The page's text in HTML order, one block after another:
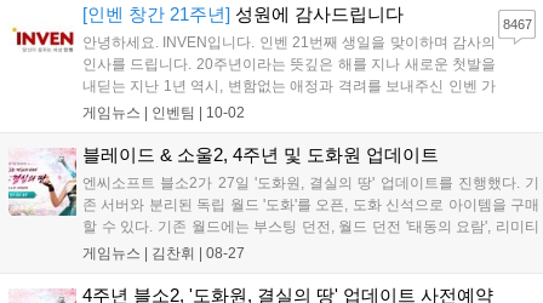
지 진행되며, 참여자에게는 추첨을 통해 경품을 제공하는 이벤트
도 진행한다....
[인벤 창간 21주년] 성원에 감사드립니다
안녕하세요. INVEN입니다. 인벤 21번째 생일을 맞이하며 감사의
인사를 드립니다. 20주년이라는 뜻깊은 해를 지나 새로운 첫발을
내딛는 지난 1년 역시, 변함없는 애정과 격려를 보내주신 인벤 가
족 분들이 계셨기에 가능했습니다. 지난 20년간 게임산업계는 대
속도가 더욱 빨라질 것을 실감하게 합...
게임뉴스 | 인벤팀 | 10-02
8467
블레이드 & 소울2, 4주년 및 도화원 업데이트
엔씨소프트 블소2가 27일 '도화원, 결실의 땅' 업데이트를 진행했다. 기
존 서버와 분리된 독립 월드 '도화'를 오픈, 도화 신석으로 아이템을 구매
할 수 있다. 기존 월드에는 부스팅 던전, 월드 던전 '태동의 요람', 리미티
드 장비 '파멸의 메아리'를 업데이트했다. 9월 17일 태동의 요람 세 번째
이 넘는 이벤트를 진행한다....
게임뉴스 | 김찬휘 | 08-27
4주년 블소2, '도화원, 결실의 땅' 업데이트 사전예약